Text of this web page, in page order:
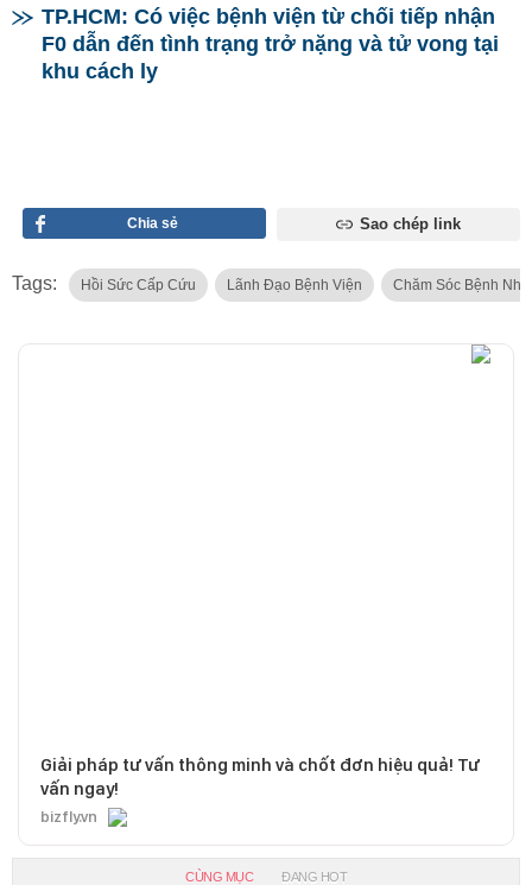
TP.HCM: Có việc bệnh viện từ chối tiếp nhận
F0 dẫn đến tình trạng trở nặng và tử vong tại
khu cách ly
Chia sẻ Sao chép link
Tags: Hồi Sức Cấp Cứu Lãnh Đạo Bệnh Viện Chăm Sóc Bệnh
Giải pháp tư vấn thông minh và chốt đơn hiệu quả! Tư
vấn ngay!
bizfly.vn
CÙNG MỤC ĐANG HOT